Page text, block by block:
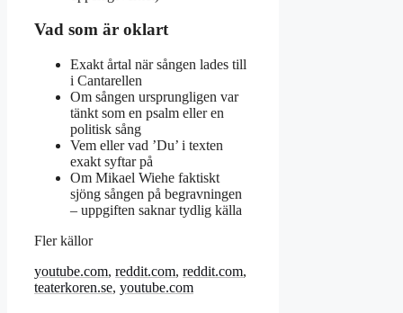
Vad som är oklart
Exakt årtal när sången lades till
i Cantarellen
Om sången ursprungligen var
tänkt som en psalm eller en
politisk sång
Vem eller vad ’Du’ i texten
exakt syftar på
Om Mikael Wiehe faktiskt
sjöng sången på begravningen
– uppgiften saknar tydlig källa
Fler källor
youtube.com, reddit.com, reddit.com,
teaterkoren.se, youtube.com